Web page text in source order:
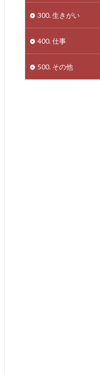
300. 生きがい
400. 仕事
500. その他